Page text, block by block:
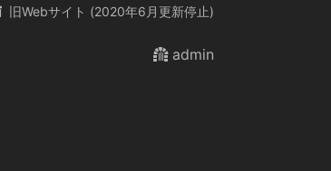
旧Webサイト (2020年6月更新停止)
admin